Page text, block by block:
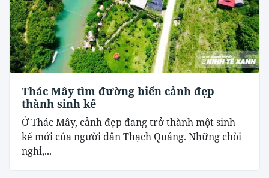
Thác Mây tìm đường biến cảnh đẹp
thành sinh kế
Ở Thác Mây, cảnh đẹp đang trở thành một sinh
kế mới của người dân Thạch Quảng. Những chòi
nghỉ,...